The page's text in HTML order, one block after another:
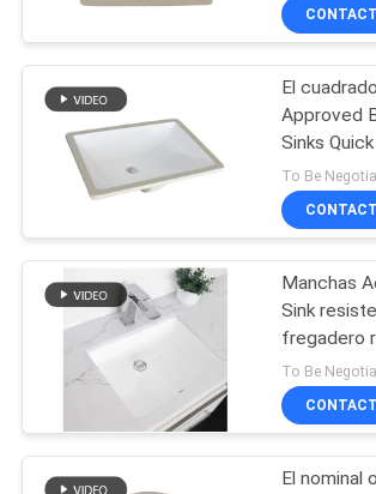
CASOS
Retrete de una
rasante dual
Retrete
una pieza
El
Approved
Sinks
Ada
m
To Be
Manchas
Sink
fregadero
500m m
baño de
El nominal